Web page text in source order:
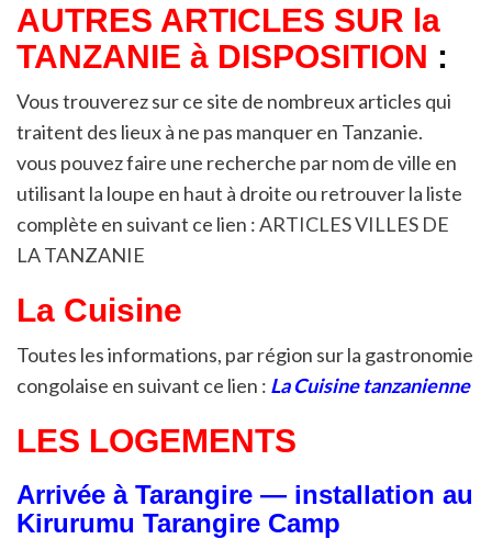
AUTRES ARTICLES SUR la
TANZANIE à DISPOSITION :
Vous trouverez sur ce site de nombreux articles qui
traitent des lieux à ne pas manquer en Tanzanie.
vous pouvez faire une recherche par nom de ville en
utilisant la loupe en haut à droite ou retrouver la liste
complète en suivant ce lien :ARTICLES VILLES DE
LA TANZANIE
La Cuisine
Toutes les informations, par région sur la gastronomie
congolaise en suivant ce lien : La Cuisine tanzanienne
LES LOGEMENTS
Arrivée à Tarangire — installation au
Kirurumu Tarangire Camp